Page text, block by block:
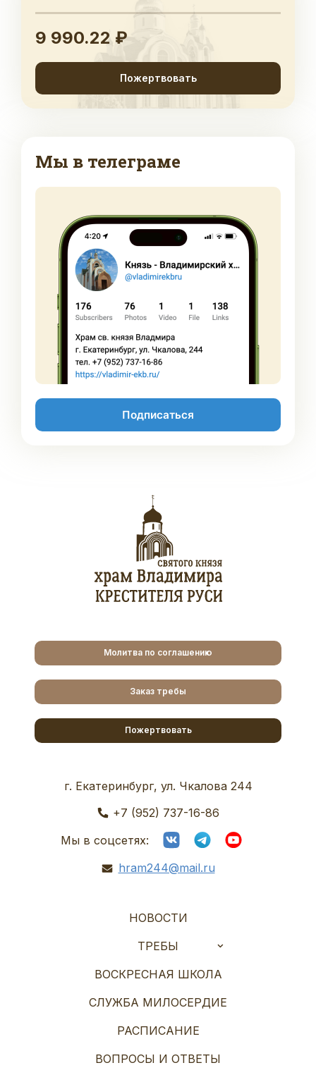
9 990.22 ₽
Пожертвовать
Мы в телеграме
Подписаться
Молитва по соглашению
Заказ требы
Пожертвовать
г. Екатеринбург, ул. Чкалова 244
+7 (952) 737-16-86
Мы в соцсетях:
hram244@mail.ru
НОВОСТИ
ТРЕБЫ
ВОСКРЕСНАЯ ШКОЛА
СЛУЖБА МИЛОСЕРДИЕ
РАСПИСАНИЕ
ВОПРОСЫ И ОТВЕТЫ